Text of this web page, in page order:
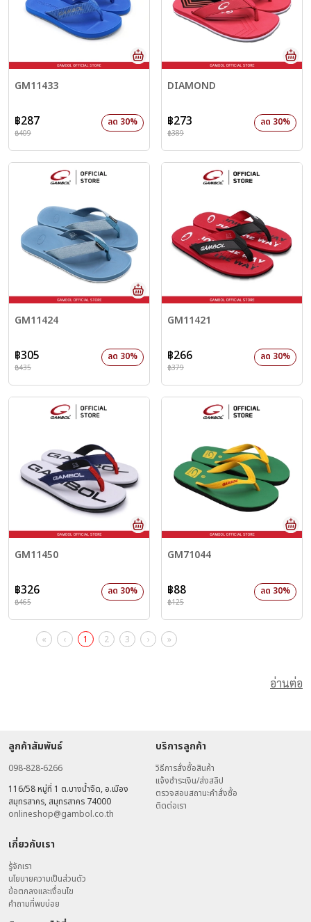
GM11433
฿287 ลด 30%
฿409
DIAMOND
฿273 ลด 30%
฿389
GM11424
฿305 ลด 30%
฿435
GM11421
฿266 ลด 30%
฿379
GM11450
฿326 ลด 30%
฿465
GM71044
฿88 ลด 30%
฿125
« ‹ 1 2 3 › »
อ่านต่อ
ลูกค้าสัมพันธ์
098-828-6266
116/58 หมู่ที่ 1 ต.บางน้ำจืด, อ.เมือง
สมุทรสาคร, สมุทรสาคร 74000
onlineshop@gambol.co.th
บริการลูกค้า
วิธีการสั่งซื้อสินค้า
แจ้งชำระเงิน/ส่งสลิป
ตรวจสอบสถานะคำสั่งซื้อ
ติดต่อเรา
เกี่ยวกับเรา
รู้จักเรา
นโยบายความเป็นส่วนตัว
ข้อตกลงและเงื่อนไข
คำถามที่พบบ่อย